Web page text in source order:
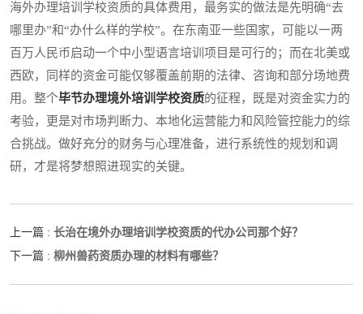
海外办理培训学校资质的具体费用，最务实的做法是先明确“去
哪里办”和“办什么样的学校”。在东南亚一些国家，可能以一两
百万人民币启动一个中小型语言培训项目是可行的；而在北美或
西欧，同样的资金可能仅够覆盖前期的法律、咨询和部分场地费
用。整个毕节办理境外培训学校资质的征程，既是对资金实力的
考验，更是对市场判断力、本地化运营能力和风险管控能力的综
合挑战。做好充分的财务与心理准备，进行系统性的规划和调
研，才是将梦想照进现实的关键。
上一篇 : 长治在境外办理培训学校资质的代办公司那个好？
下一篇 : 柳州兽药资质办理的材料有哪些？